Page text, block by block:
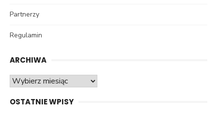
Partnerzy
Regulamin
ARCHIWA
Archiwa
OSTATNIE WPISY